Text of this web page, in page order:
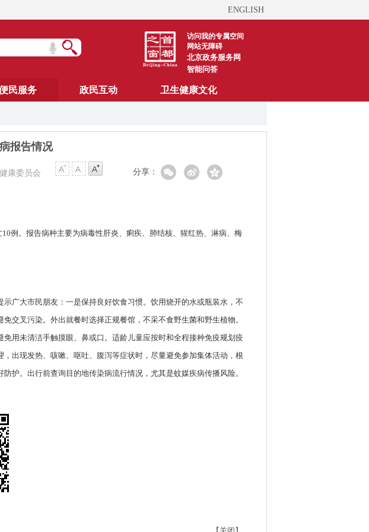
ENGLISH
访问我的专属空间
网站无障碍
北京政务服务网
智能问答
民服务 政民互动 卫生健康文化
报告情况
康委员会 分享：
例。报告病种主要为病毒性肝炎、痢疾、肺结核、猩红热、淋病、梅
广大市民朋友：一是保持良好饮食习惯。饮用烧开的水或瓶装水，不
交叉污染。外出就餐时选择正规餐馆，不采不食野生菌和野生植物。
用未清洁手触摸眼、鼻或口。适龄儿童应按时和全程接种免疫规划疫
出现发热、咳嗽、呕吐、腹泻等症状时，尽量避免参加集体活动，根
护。出行前查询目的地传染病流行情况，尤其是蚊媒疾病传播风险。